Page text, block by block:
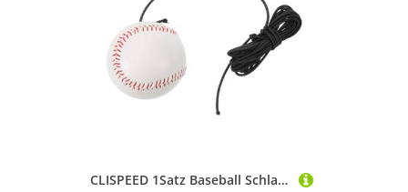
CLISPEED 1Satz Baseball Schlagtrainer Für Effektives Schlagtraining Mit Softball Und Elastischem Für Erwachsene Tragbar Und Vielseitig Einsetzbar